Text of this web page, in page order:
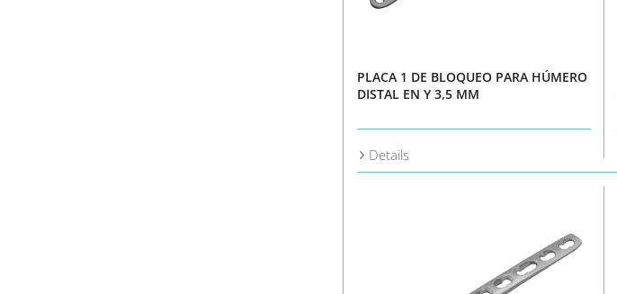
PLACA 1 DE BLOQUEO PARA HÚMERO
DISTAL EN Y 3,5 MM
Details